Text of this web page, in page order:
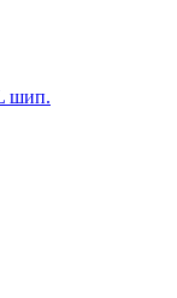
шип.